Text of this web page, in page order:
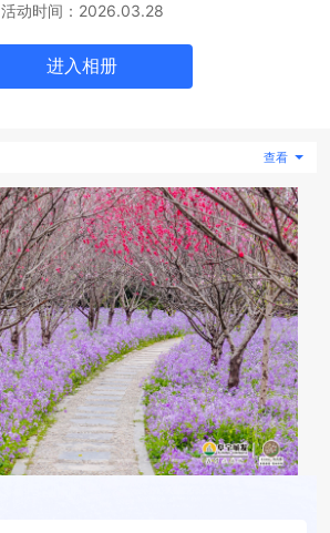
活动时间： 2026.03.28
进入相册
查看